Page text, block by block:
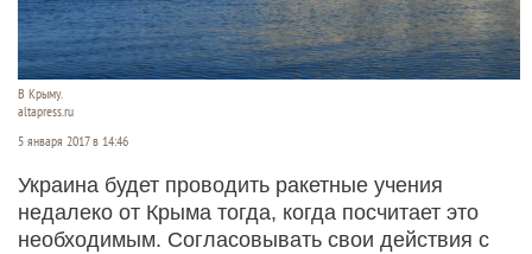
В Крыму.
altapress.ru
5 января 2017 в 14:46
Украина будет проводить ракетные учения
недалеко от Крыма тогда, когда посчитает это
необходимым. Согласовывать свои действия с